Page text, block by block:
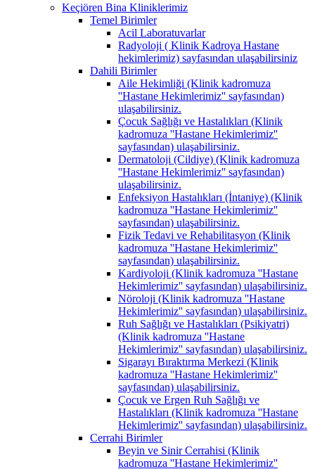
Keçiören Bina Kliniklerimiz
Temel Birimler
Acil Laboratuvarlar
Radyoloji ( Klinik Kadroya Hastane
hekimlerimiz) sayfasından ulaşabilirsiniz
Dahili Birimler
Aile Hekimliği (Klinik kadromuza
''Hastane Hekimlerimiz'' sayfasından)
ulaşabilirsiniz.
Çocuk Sağlığı ve Hastalıkları (Klinik
kadromuza ''Hastane Hekimlerimiz''
sayfasından) ulaşabilirsiniz.
Dermatoloji (Cildiye) (Klinik kadromuza
''Hastane Hekimlerimiz'' sayfasından)
ulaşabilirsiniz.
Enfeksiyon Hastalıkları (İntaniye) (Klinik
kadromuza ''Hastane Hekimlerimiz''
sayfasından) ulaşabilirsiniz.
Fizik Tedavi ve Rehabilitasyon (Klinik
kadromuza ''Hastane Hekimlerimiz''
sayfasından) ulaşabilirsiniz.
Kardiyoloji (Klinik kadromuza ''Hastane
Hekimlerimiz'' sayfasından) ulaşabilirsiniz.
Nöroloji (Klinik kadromuza ''Hastane
Hekimlerimiz'' sayfasından) ulaşabilirsiniz.
Ruh Sağlığı ve Hastalıkları (Psikiyatri)
(Klinik kadromuza ''Hastane
Hekimlerimiz'' sayfasından) ulaşabilirsiniz.
Sigarayı Bıraktırma Merkezi (Klinik
kadromuza ''Hastane Hekimlerimiz''
sayfasından) ulaşabilirsiniz.
Çocuk ve Ergen Ruh Sağlığı ve
Hastalıkları (Klinik kadromuza ''Hastane
Hekimlerimiz'' sayfasından) ulaşabilirsiniz.
Cerrahi Birimler
Beyin ve Sinir Cerrahisi (Klinik
kadromuza ''Hastane Hekimlerimiz''